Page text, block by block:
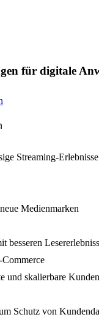
für digitale
Streaming-
Medienmarken
besseren
und skalierbare
Schutz von